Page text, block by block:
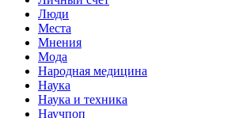
Люди
Места
Мнения
Мода
Народная медицина
Наука
Наука и техника
Научпоп